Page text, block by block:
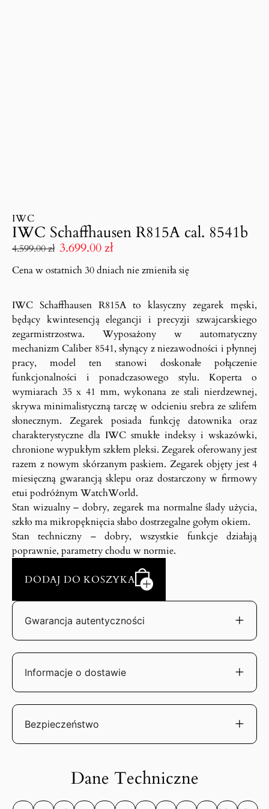
IWC
IWC Schaffhausen R815A cal. 8541b
4.599.00zł 3.699.00zł
Cena w ostatnich 30 dniach nie zmieniła się
IWC Schaffhausen R815A to klasyczny zegarek męski,
będący kwintesencją elegancji i precyzji szwajcarskiego
zegarmistrzostwa. Wyposażony w automatyczny
mechanizm Caliber 8541, słynący z niezawodności i płynnej
pracy, model ten stanowi doskonałe połączenie
funkcjonalności i ponadczasowego stylu. Koperta o
wymiarach 35 x 41 mm, wykonana ze stali nierdzewnej,
skrywa minimalistyczną tarczę w odcieniu srebra ze szlifem
słonecznym. Zegarek posiada funkcję datownika oraz
charakterystyczne dla IWC smukłe indeksy i wskazówki,
chronione wypukłym szkłem pleksi. Zegarek oferowany jest
razem z nowym skórzanym paskiem. Zegarek objęty jest 4
miesięczną gwarancją sklepu oraz dostarczony w firmowy
etui podróżnym WatchWorld.
Stan wizualny – dobry, zegarek ma normalne ślady użycia,
szkło ma mikropęknięcia słabo dostrzegalne gołym okiem.
Stan techniczny – dobry, wszystkie funkcje działają
poprawnie, parametry chodu w normie.
DODAJ DO KOSZYKA
Gwarancja autentyczności
Informacje o dostawie
Bezpieczeństwo
Dane Techniczne